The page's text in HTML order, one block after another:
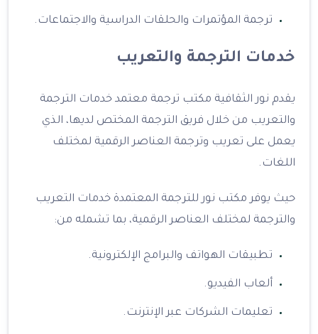
ترجمة المؤتمرات والحلقات الدراسية والاجتماعات.
خدمات الترجمة والتعريب
يقدم نور الثقافية مكتب ترجمة معتمد خدمات الترجمة
والتعريب من خلال فريق الترجمة المختص لديها، الذي
يعمل على تعريب وترجمة العناصر الرقمية لمختلف
اللغات.
حيث يوفر مكتب نور للترجمة المعتمدة خدمات التعريب
والترجمة لمختلف العناصر الرقمية، بما تشمله من:
تطبيقات الهواتف والبرامج الإلكترونية.
ألعاب الفيديو.
تعليمات الشركات عبر الإنترنت.